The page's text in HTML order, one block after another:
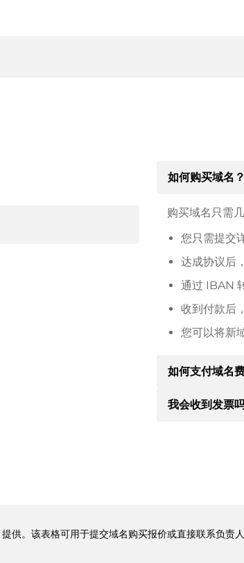
如何购买域名？
购买域名只需
您只需提交
达成协议后
通过 IBAN
收到付款后
您可以将新
如何支付域名
达成协议后，
我会收到发票
提供。该表格可用于提交域名购买报价或直接联系负责